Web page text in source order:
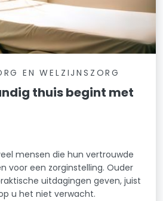
EN WELZIJNSZORG
thuis begint met
mensen die hun vertrouwde
voor een zorginstelling. Ouder
uitdagingen geven, juist
u het niet verwacht.